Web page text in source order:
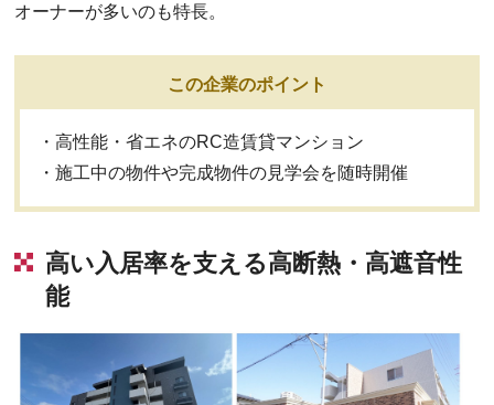
オーナーが多いのも特長。
この企業のポイント
・高性能・省エネのRC造賃貸マンション
・施工中の物件や完成物件の見学会を随時開催
高い入居率を支える高断熱・高遮音性
能